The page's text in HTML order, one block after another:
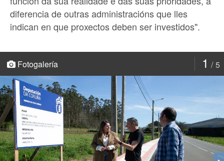
diferencia de outras administracións que lles
indican en que proxectos deben ser investidos".
1 5
Fotogalería